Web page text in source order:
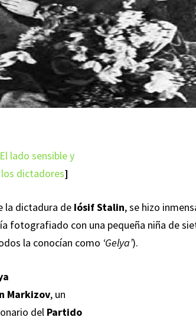
El lado sensible y
dictadores]
la dictadura de Iósif Stalin, se hizo
fotografiado con una pequeña niña de
la conocían como ‘Gelya’).
Markizov, un
del Partido